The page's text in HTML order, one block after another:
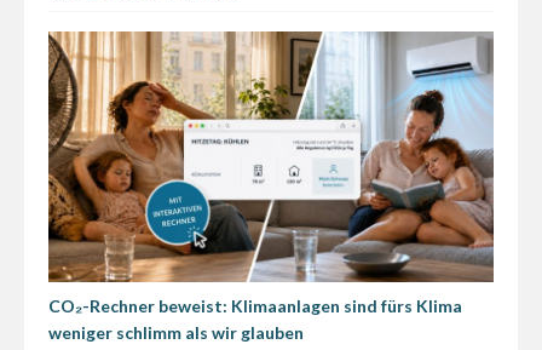
CO₂-Rechner beweist: Klimaanlagen sind fürs Klima
weniger schlimm als wir glauben